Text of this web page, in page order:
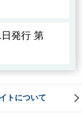
発行 第
トについて